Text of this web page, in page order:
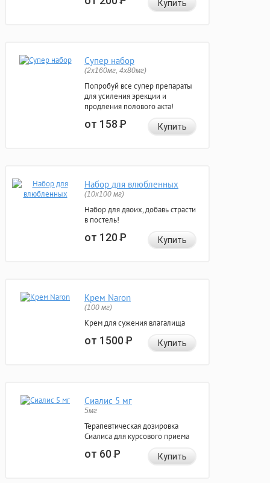
Купить
Супер набор
(2х160мг, 4х80мг)
Попробуй все супер препараты
для усиления эрекции и
продления полового акта!
от 158Р Купить
Набор для влюбленных
(10х100 мг)
Набор для двоих, добавь страсти
в постель!
от 120Р Купить
Крем Naron
(100 мг)
Крем для сужения влагалища
от 1500Р Купить
Сиалис 5 мг
5мг
Терапевтическая дозировка
Сиалиса для курсового приема
от 60Р Купить